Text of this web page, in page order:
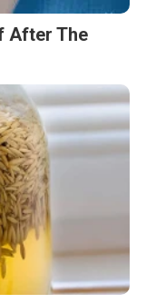
After The